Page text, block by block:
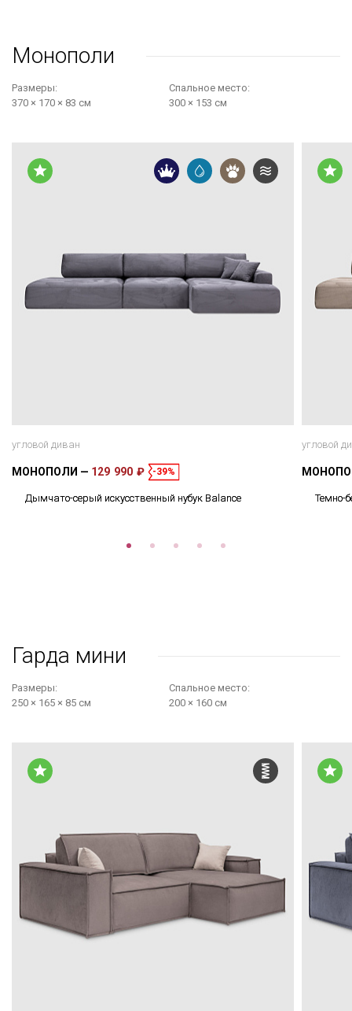
Монополи
Размеры:
370 × 170 × 83 см
Cпальное место:
300 × 153 см
угловой диван
МОНОПОЛИ 129 990 ₽ -39%
Дымчато-серый искусственный нубук Balance
угловой
Темно-
Гарда мини
Размеры:
250 × 165 × 85 см
Cпальное место:
200 × 160 см